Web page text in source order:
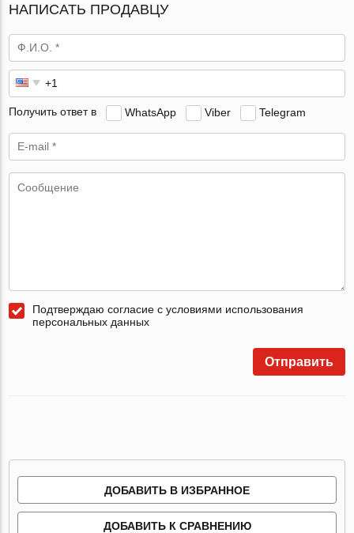
НАПИСАТЬ ПРОДАВЦУ
Получить ответ в WhatsApp Viber Telegram
Подтверждаю согласие с условиями использования
персональных данных
Отправить
ДОБАВИТЬ В ИЗБРАННОЕ
ДОБАВИТЬ К СРАВНЕНИЮ